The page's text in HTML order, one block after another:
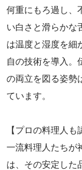
何重にもろ過し、
い白さと滑らかな
は温度と湿度を細
自の技術を導入。
の両立を図る姿勢
ています。
【プロの料理人
一流料理人たちが
は、その安定した